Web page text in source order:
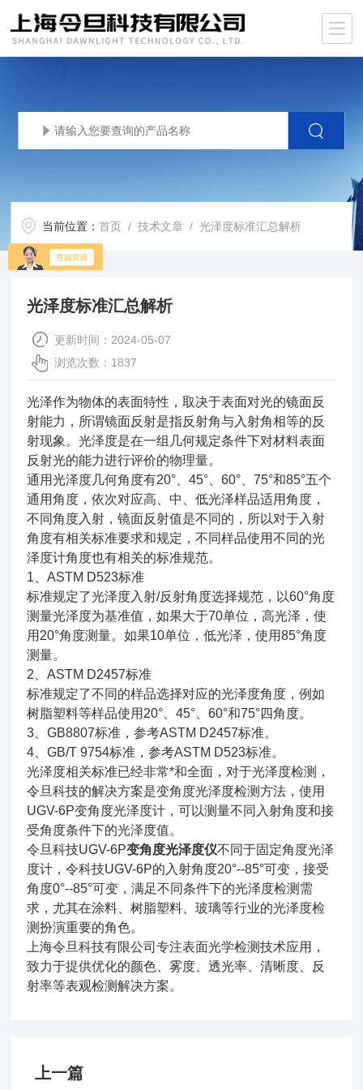
当前位置：首页 /技术文章 / 光泽度标准汇总解析
光泽度标准汇总解析
更新时间：2024-05-07
浏览次数：1837
光泽作为物体的表面特性，取决于表面对光的镜面反
射能力，所谓镜面反射是指反射角与入射角相等的反
射现象。光泽度是在一组几何规定条件下对材料表面
反射光的能力进行评价的物理量。
通用光泽度几何角度有20°、45°、60°、75°和85°五个
通用角度，依次对应高、中、低光泽样品适用角度，
不同角度入射，镜面反射值是不同的，所以对于入射
角度有相关标准要求和规定，不同样品使用不同的光
泽度计角度也有相关的标准规范。
1、ASTM D523标准
标准规定了光泽度入射/反射角度选择规范，以60°角度
测量光泽度为基准值，如果大于70单位，高光泽，使
用20°角度测量。如果10单位，低光泽，使用85°角度
测量。
2、ASTM D2457标准
标准规定了不同的样品选择对应的光泽度角度，例如
树脂塑料等样品使用20°、45°、60°和75°四角度。
3、GB8807标准，参考ASTM D2457标准。
4、GB/T 9754标准，参考ASTM D523标准。
光泽度相关标准已经非常*和全面，对于光泽度检测，
令旦科技的解决方案是变角度光泽度检测方法，使用
UGV-6P变角度光泽度计，可以测量不同入射角度和接
受角度条件下的光泽度值。
令旦科技UGV-6P变角度光泽度仪不同于固定角度光泽
度计，令科技UGV-6P的入射角度20°--85°可变，接受
角度0°--85°可变，满足不同条件下的光泽度检测需
求，尤其在涂料、树脂塑料、玻璃等行业的光泽度检
测扮演重要的角色。
上海令旦科技有限公司专注表面光学检测技术应用，
致力于提供优化的颜色、雾度、透光率、清晰度、反
射率等表观检测解决方案。
上一篇